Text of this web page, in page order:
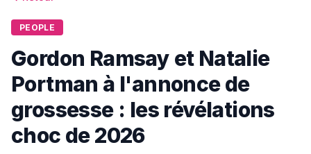
PEOPLE
Gordon Ramsay et Natalie
Portman à l'annonce de
grossesse : les révélations
choc de 2026